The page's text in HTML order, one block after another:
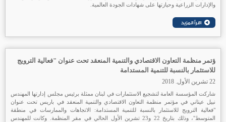
والإدارات الزراعية وحيازتها على شهادات الجودة العالمية.
ؤتمر منظمة التعاون الاقتصادي والتنمية المنعقد تحت عنوان "فعالية الترويج
للاستثمار بالنسبة للتنمية المستدامة
22 تشرين الأول. 2018
شاركت المؤسسة العامة لتشجيع الاستثمارات في لبنان ممثلة برئيس مجلس إدارتها المهندس
نبيل عيتاني في مؤتمر منظمة التعاون الاقتصادي والتنمية المنعقد في باريس تحت عنوان
"فعالية الترويج للاستثمار بالنسبة للتنمية المستدامة: الاتجاهات والممارسات في منطقة
المتوسط"، وذلك بتاريخ 22 و23 تشرين الأول الحالي في مقر المنظمة. وكانت للمهندس